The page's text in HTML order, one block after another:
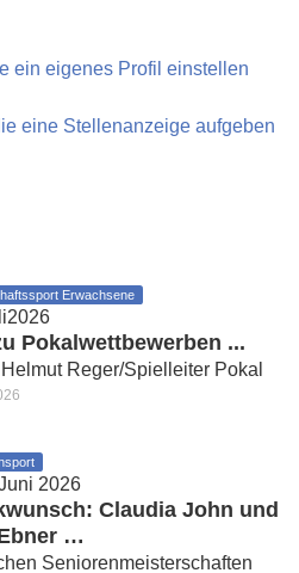
ein eigenes Profil einstellen
eine Stellenanzeige aufgeben
Erwachsene
Pokalwettbewerben ...
Reger/Spielleiter Pokal
2026
Claudia John und
…
Seniorenmeisterschaften